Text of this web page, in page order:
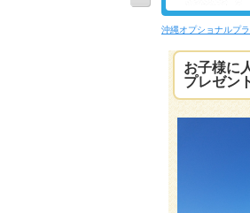
沖縄オプショナルプ
お子様に
プレゼン